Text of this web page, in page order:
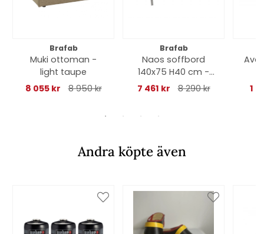
Brafab
Muki ottoman -
light taupe
8 055 kr
8 950 kr
Brafab
Naos soffbord
140x75 H40 cm -
rostfri/teak
7 461 kr 8 290 kr
1
Andra köpte även